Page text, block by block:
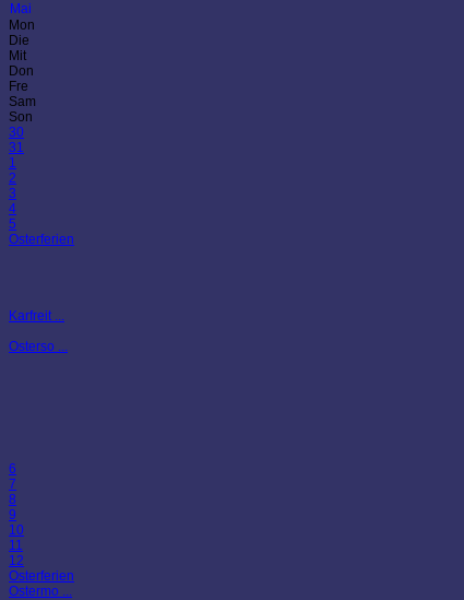
Mai
Mon
Die
Mit
Don
Fre
Sam
Son
30
31
1
2
3
4
5
Osterferien
Karfreit ...
Osterso ...
6
7
8
9
10
11
12
Osterferien
Ostermo ...